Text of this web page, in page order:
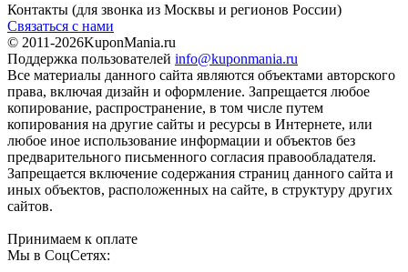
Контакты (для звонка из Москвы и регионов России)
Связаться с нами
© 2011-2026KuponMania.ru
Поддержка пользователей info@kuponmania.ru
Все материалы данного сайта являются объектами авторского
права, включая дизайн и оформление. Запрещается любое
копирование, распространение, в том числе путем
копирования на другие сайты и ресурсы в Интернете, или
любое иное использование информации и объектов без
предварительного письменного согласия правообладателя.
Запрещается включение содержания страниц данного сайта и
иных объектов, расположенных на сайте, в структуру других
сайтов.
Принимаем к оплате
Мы в СоцСетях: